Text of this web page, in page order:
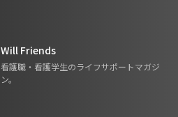
Will Friends
看護職・看護学生のライフサポートマガジ
ン。